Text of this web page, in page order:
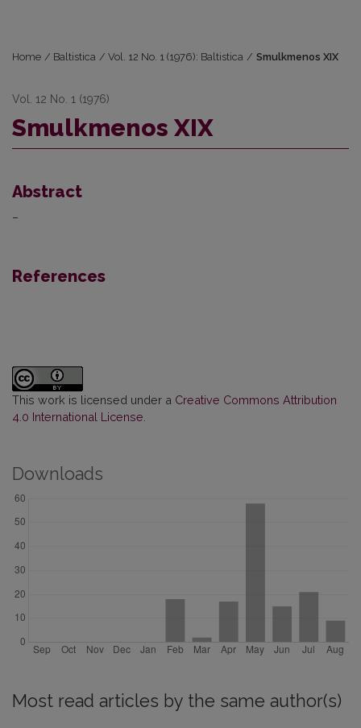
Home / Baltistica / Vol. 12 No. 1 (1976): Baltistica / Smulkmenos XIX
Vol. 12 No. 1 (1976)
Smulkmenos XIX
Abstract
–
References
This work is licensed under a Creative Commons Attribution
4.0 International License
Downloads
Most read articles by the same author(s)